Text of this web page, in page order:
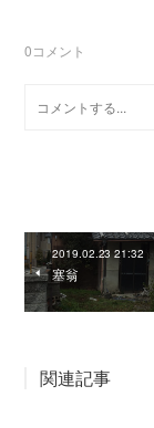
0コメント
2019.02.23 21:32
塞翁
関連記事